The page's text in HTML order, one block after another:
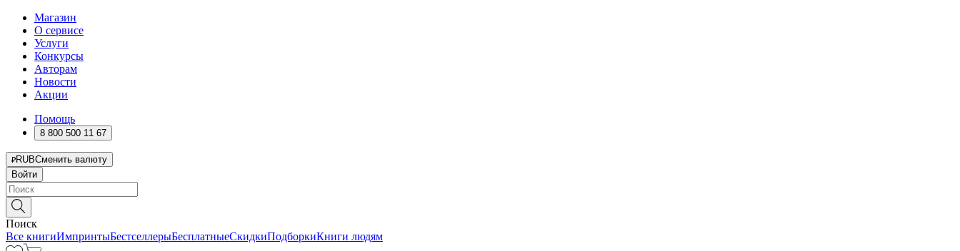
Магазин
О сервисе
Услуги
Конкурсы
Авторам
Новости
Акции
Помощь
8 800 500 11 67
RUBСменить валюту
Войти
Поиск
Все книгиИмпринтыБестселлерыБесплатныеСкидкиПодборкиКниги людям